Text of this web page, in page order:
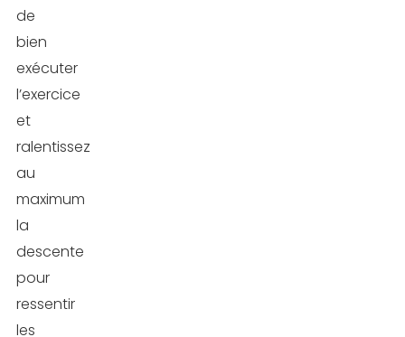
de
bien
exécuter
l’exercice
et
ralentissez
au
maximum
la
descente
pour
ressentir
les